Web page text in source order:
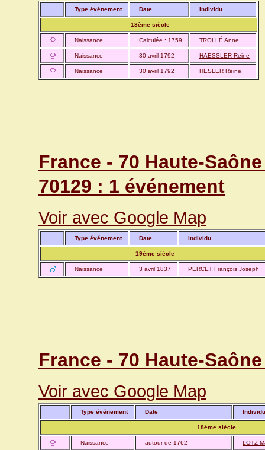
Type événement Date Individu
18ème siècle
Naissance Calculée : 1759 TROLLÉ Anne
Naissance 30 avril 1792 HAESSLER Reine
Naissance 30 avril 1792 HESLER Reine
France - 70 Haute-
70129 : 1 événement
Voir avec Google Map
Type événement Date Individu
19ème siècle
Naissance 3 avril 1837 PERCET François Joseph
France - 70 Haute-
Voir avec Google Map
Type événement Date Individu
18ème siècle
Naissance autour de 1762 LOTZ